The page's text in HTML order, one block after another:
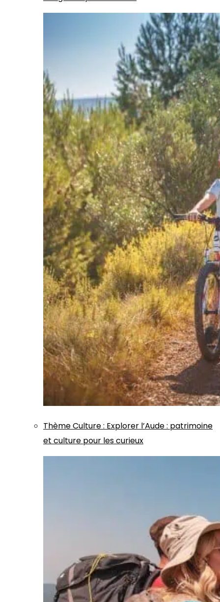
ThèmeCulture: Explorer l’Aude : patrimoine
et culture pour les curieux